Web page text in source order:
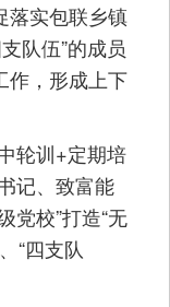
落实包联乡镇
队伍”的成员
作，形成上下
轮训+定期培
记、致富能
党校”打造“无
“四支队